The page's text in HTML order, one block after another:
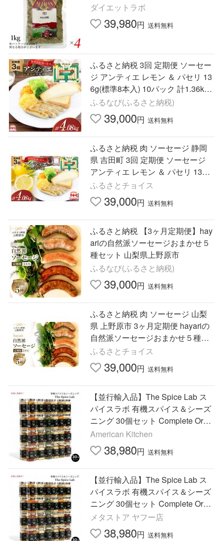
ダイエットラボ
39,980円 送料無料
ふるさと納税 3回 定期便 ソーセー
ジ アンティエ レモン ＆ パセリ 13
6g(標準8本入) 10パック 計1.36kg
総計4.08kg 静岡県吉田町
ふるなび(ふるさと納税)
39,000円 送料無料
ふるさと納税 肉 ソーセージ 静岡
県 吉田町 3回 定期便 ソーセージ
アンティエ レモン ＆ パセリ 136g
(標準8本入) 10パック 計1.36kg 総
計4.08kg 日本ハム マ…
ふるさとチョイス
39,000円 送料無料
ふるさと納税 【3ヶ月定期便】hay
ariの自然派ソーセージおまかせ５
種セット 山梨県上野原市
ふるなび(ふるさと納税)
39,000円 送料無料
ふるさと納税 肉 ソーセージ 山梨
県 上野原市 3ヶ月定期便 hayariの
自然派ソーセージおまかせ５種セ
ット
ふるさとチョイス
39,000円 送料無料
【並行輸入品】The Spice Lab ス
パイスラボ 有機スパイス＆シーズ
ニング 30個セット Complete Orga
nic Spices and Seasonings Set 30
pcs
American Kitchen
38,980円 送料無料
【並行輸入品】The Spice Lab ス
パイスラボ 有機スパイス＆シーズ
ニング 30個セット Complete Orga
nic Spices and Seasonings Set 30
pcs
メタストア ヤフー店
38,980円 送料無料